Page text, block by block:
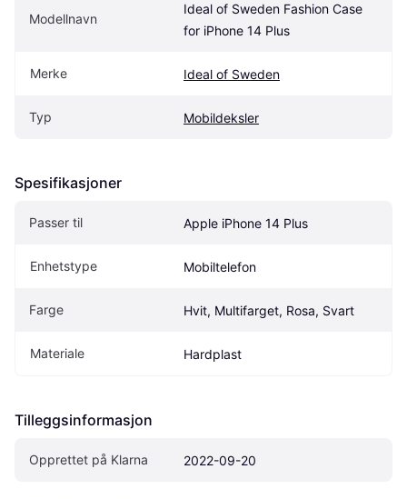
Modellnavn
Ideal of Sweden Fashion Case
for iPhone 14 Plus
Merke Ideal of Sweden
Typ Mobildeksler
Spesifikasjoner
Passer til Apple iPhone 14 Plus
Enhetstype Mobiltelefon
Farge Hvit, Multifarget, Rosa, Svart
Materiale Hardplast
Tilleggsinformasjon
Opprettet på Klarna 2022-09-20